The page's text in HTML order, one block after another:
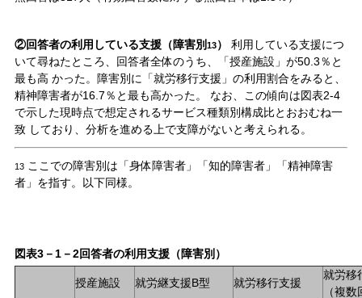
②回答者の利用している支援（障害別 13） 利用している支援につ
いて尋ねたところ、回答者全体のうち、「授産施設」が50.3％と
最も高 かった。障害別に「就労移行支援」の利用割合をみると、
精神障害者が16.7％と最も高かった。 なお、この傾向は図表2-4
で示した現時点で想定されるサービス種類別構成比とおおむね一
致 しており、分析を進める上で支障がないと考えられる。
13ここでの障害別は「身体障害者」「知的障害者」「精神障害
者」を指す。以下同様。
図表3－1－2回答者の利用支援（障害別）
授産施設 就労継支援B型 就労移行支援
就労移
（複